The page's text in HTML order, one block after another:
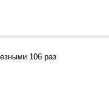
106 раз